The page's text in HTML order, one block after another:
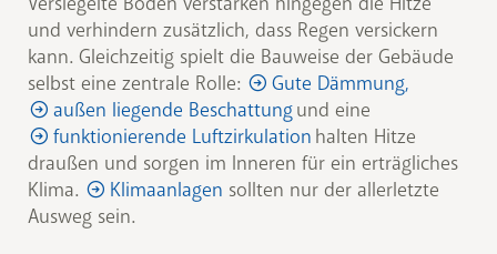
und verhindern zusätzlich, dass Regen versickern
kann. Gleichzeitig spielt die Bauweise der Gebäude
selbst eine zentrale Rolle:
Gute Dämmung,
außen liegende Beschattungund eine
funktionierende Luftzirkulation halten Hitze
draußen und sorgen im Inneren für ein erträgliches
Klima.
Klimaanlagen sollten nur der allerletzte
Ausweg sein.